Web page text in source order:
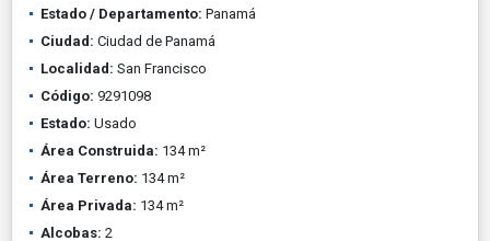
Estado / Departamento: Panamá
Ciudad: Ciudad de Panamá
Localidad: San Francisco
Código: 9291098
Estado: Usado
Área Construida: 134 m²
Área Terreno: 134 m²
Área Privada: 134 m²
Alcobas: 2